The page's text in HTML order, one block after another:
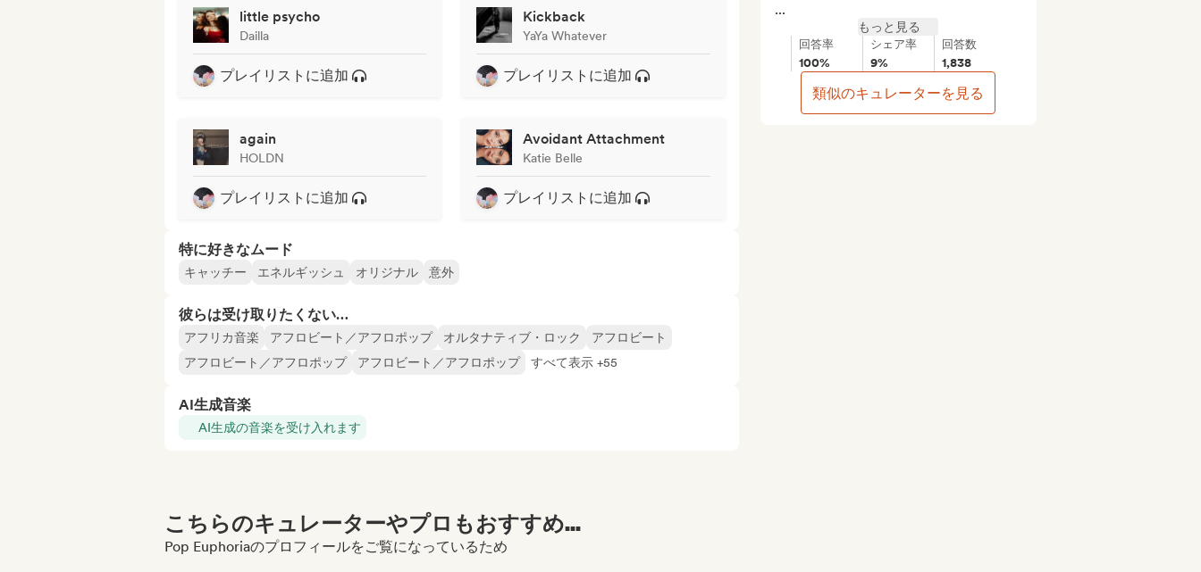
little psycho
Dailla
プレイリストに追加
Kickback
YaYa Whatever
プレイリストに追加
again
HOLDN
プレイリストに追加
Avoidant Attachment
Katie Belle
プレイリストに追加
特に好きなムード
キャッチー エネルギッシュ オリジナル 意外
彼らは受け取りたくない…
アフリカ音楽 アフロビート／アフロポップ オルタナティブ・ロック
アフロビート
アフロビート／アフロポップ
アフロビート／アフロポップ すべて表示 +55
AI生成音楽
AI生成の音楽を受け入れます
...
もっと見る
回答率
100%
シェア率
9%
回答数
1,838
類似のキュレーターを見る
こちらのキュレーターやプロもおすすめ...
Pop Euphoriaのプロフィールをご覧になっているため